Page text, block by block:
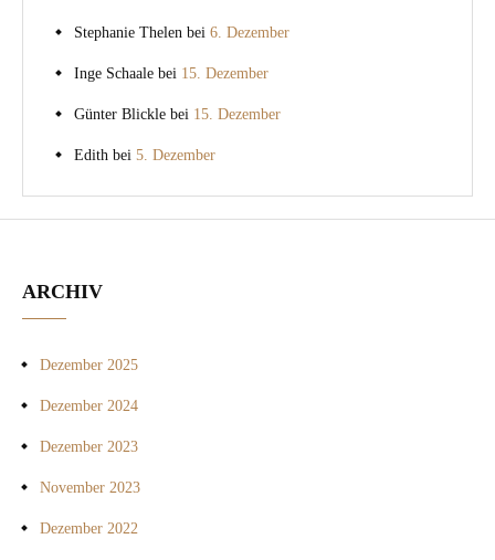
Stephanie Thelen bei 6. Dezember
Inge Schaale bei 15. Dezember
Günter Blickle bei 15. Dezember
Edith bei 5. Dezember
ARCHIV
Dezember 2025
Dezember 2024
Dezember 2023
November 2023
Dezember 2022